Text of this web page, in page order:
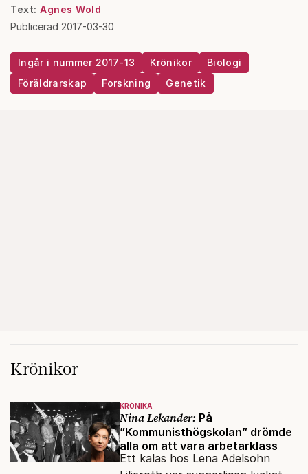
Text: Agnes Wold
Publicerad 2017-03-30
Ingår i nummer 2017-13 Krönikor
Biologi
Föräldrarskap
Forskning Genetik
Krönikor
KRÖNIKA
Nina Lekander: På
”Kommunisthögskolan” drömde
alla om att vara arbetarklass
Ett kalas hos Lena Adelsohn